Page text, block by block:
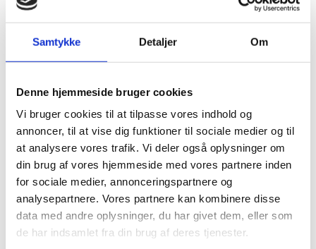
Samtykke Detaljer Om
Denne hjemmeside bruger cookies
Vi bruger cookies til at tilpasse vores indhold og
annoncer, til at vise dig funktioner til sociale medier og til
at analysere vores trafik. Vi deler også oplysninger om
din brug af vores hjemmeside med vores partnere inden
for sociale medier, annonceringspartnere og
analysepartnere. Vores partnere kan kombinere disse
data med andre oplysninger, du har givet dem, eller som
de har indsamlet fra din brug af deres tjenester.
Man kan kontakte Udenrigsministeriets døgnåbne
borgerservicecenter direkte på telefon +45 33 92 11
Kontakt ambassadens medarbejdere
Ambassadør
Lars Steen Nielsen
larnie@um.dk
Souschef
Erik Bering Poulsen